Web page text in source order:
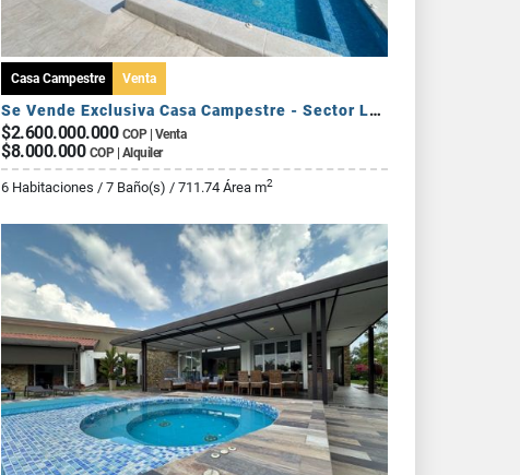
Casa Campestre Venta
Se Vende Exclusiva Casa Campestre - Sector La Tebaida
$2.600.000.000 COP | Venta
$8.000.000 COP | Alquiler
6 Habitaciones / 7 Baño(s) / 711.74 Área m2